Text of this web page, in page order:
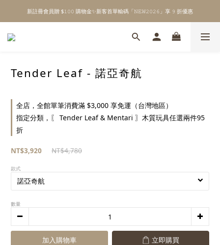
\ Welcome to 𝙻𝚒𝚝𝚝𝚕𝚎 𝙼𝚒𝚕𝚔𝚢 𝚆𝚊𝚢  ✨ For the Little Ones. /
新註冊會員贈 $𝟷𝟶𝟶 購物金✨新客首單輸碼「𝙽𝙴𝚆𝟸𝟶𝟸𝟼」享 𝟿 折優惠
全館單筆消費滿 $𝟹𝟶𝟶𝟶 即享免運 ⸝⁺ ✧ 台灣地區限定
Tender Leaf - 諾亞奇航
全店，全館單筆消費滿 $3,000 享免運（台灣地區）
指定分類，〖 Tender Leaf & Mentari 〗木質玩具任選兩件95
折
NT$4,780
NT$3,920
款式
數量
加入購物車 立即購買